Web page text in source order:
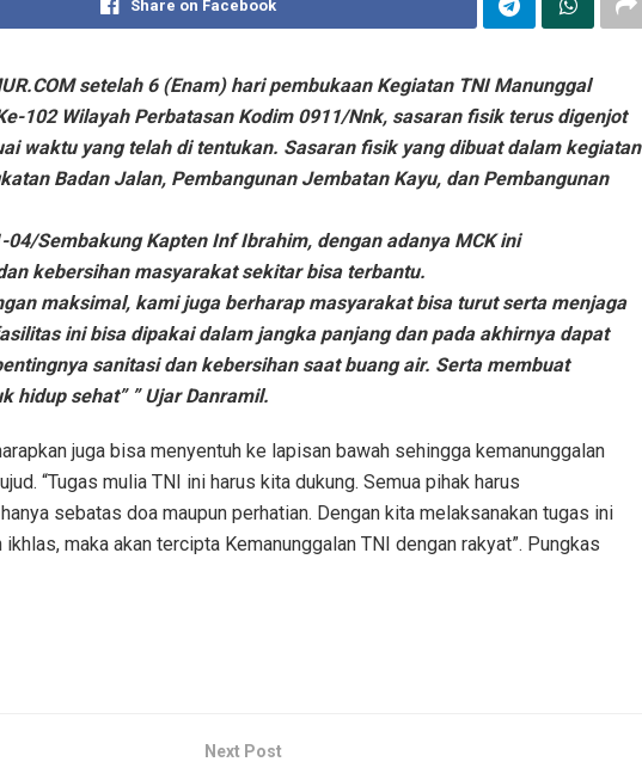
Share on Facebook
setelah 6 (Enam) hari pembukaan Kegiatan TNI Manunggal
102 Wilayah Perbatasan Kodim 0911/Nnk, sasaran fisik terus digenjot
waktu yang telah di tentukan. Sasaran fisik yang dibuat dalam kegiatan
Badan Jalan, Pembangunan Jembatan Kayu, dan Pembangunan
Sembakung Kapten Inf Ibrahim, dengan adanya MCK ini
kebersihan masyarakat sekitar bisa terbantu.
maksimal, kami juga berharap masyarakat bisa turut serta menjaga
ini bisa dipakai dalam jangka panjang dan pada akhirnya dapat
sanitasi dan kebersihan saat buang air. Serta membuat
hidup sehat” ” Ujar Danramil.
juga bisa menyentuh ke lapisan bawah sehingga kemanunggalan
“Tugas mulia TNI ini harus kita dukung. Semua pihak harus
sebatas doa maupun perhatian. Dengan kita melaksanakan tugas ini
maka akan tercipta Kemanunggalan TNI dengan rakyat”. Pungkas
Next Post